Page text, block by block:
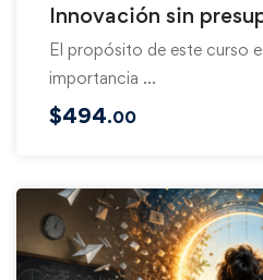
Innovación sin
El propósito de este curso
importancia …
$494.00